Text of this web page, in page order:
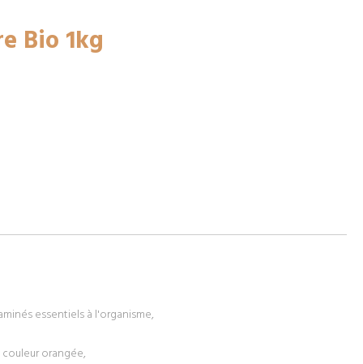
Bio 1kg
essentiels à l'organisme,
orangée,